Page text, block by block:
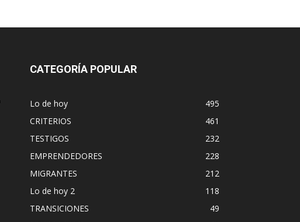
CATEGORÍA POPULAR
Lo de hoy
495
CRITERIOS
461
TESTIGOS
232
EMPRENDEDORES
228
MIGRANTES
212
Lo de hoy 2
118
TRANSICIONES
49